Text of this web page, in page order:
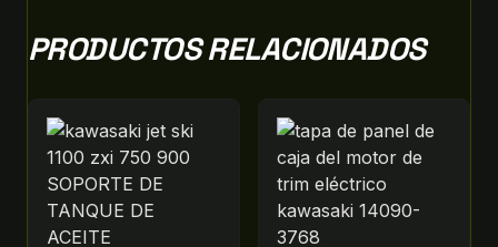
PRODUCTOS RELACIONADOS